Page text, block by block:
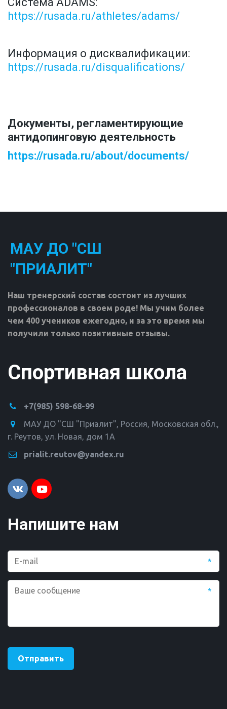
https://rusada.ru/athletes/adams/
https://rusada.ru/disqualifications/
Документы, регламентирующие
антидопинговую деятельность
https://rusada.ru/about/documents/
МАУ ДО "СШ
"ПРИАЛИТ"
Наш тренерский состав состоит из лучших
профессионалов в своем роде! Мы учим более
чем 400 учеников ежегодно, и за это время мы
получили только позитивные отзывы.
Спортивная школа
+7(985) 598-68-99
МАУ ДО "СШ "Приалит", Россия, Московская обл.,
г. Реутов, ул. Новая, дом 1А
prialit.reutov@yandex.ru
Напишите нам
*
*
Отправить